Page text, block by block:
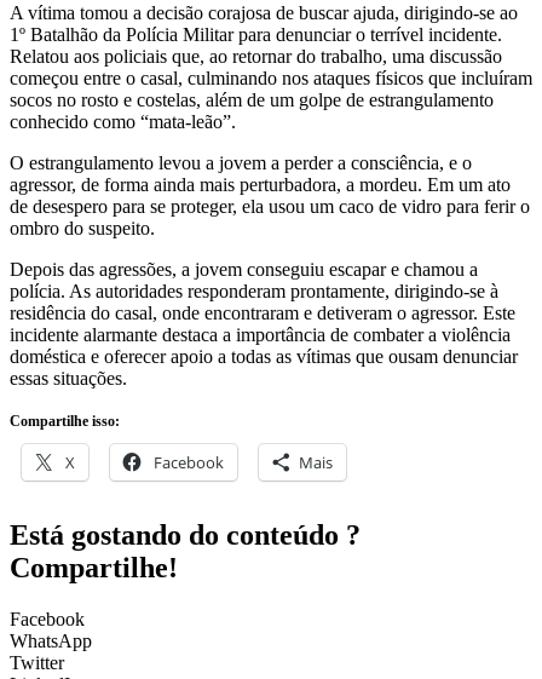
A vítima tomou a decisão corajosa de buscar ajuda, dirigindo-se ao
1º Batalhão da Polícia Militar para denunciar o terrível incidente.
Relatou aos policiais que, ao retornar do trabalho, uma discussão
começou entre o casal, culminando nos ataques físicos que incluíram
socos no rosto e costelas, além de um golpe de estrangulamento
conhecido como “mata-leão”.
O estrangulamento levou a jovem a perder a consciência, e o
agressor, de forma ainda mais perturbadora, a mordeu. Em um ato
de desespero para se proteger, ela usou um caco de vidro para ferir o
ombro do suspeito.
Depois das agressões, a jovem conseguiu escapar e chamou a
polícia. As autoridades responderam prontamente, dirigindo-se à
residência do casal, onde encontraram e detiveram o agressor. Este
incidente alarmante destaca a importância de combater a violência
doméstica e oferecer apoio a todas as vítimas que ousam denunciar
essas situações.
Compartilhe isso:
X Facebook Mais
Está gostando do conteúdo ?
Compartilhe!
Facebook
WhatsApp
Twitter